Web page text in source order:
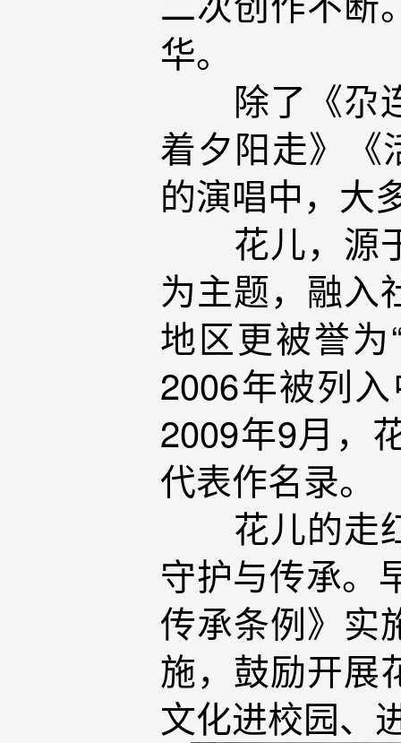
华。
除了《尕连
着夕阳走》《
的演唱中，大
花儿，源于
为主题，融入
地区更被誉
2006年被列
2009年9月，
代表作名录。
花儿的走红
守护与传承。
传承条例》实
施，鼓励开展
文化进校园、